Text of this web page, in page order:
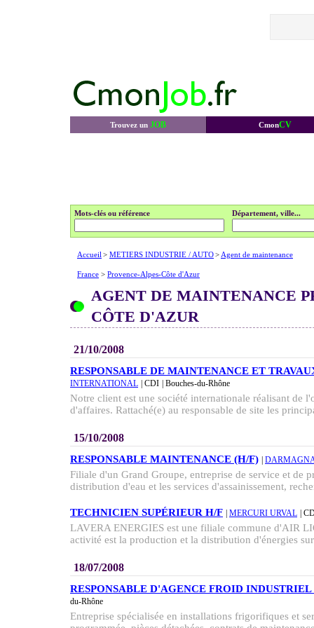
Trouvez un JOB CmonCV
Mots-clés ou référence Département, ville...
Accueil > METIERS INDUSTRIE / AUTO> Agent de maintenance
France > Provence-Alpes-Côte d'Azur
AGENT DE MAINTENANCE
CÔTE D'AZUR
21/10/2008
RESPONSABLE DE MAINTENANCE ET
INTERNATIONAL | CDI | Bouches-du-Rhône
Notre client est une société internationale réalisant de
d'affaires. Rattaché(e) au responsable de site les
15/10/2008
RESPONSABLE MAINTENANCE (H/F)
Filiale d'un Grand Groupe, entreprise de service et de
distribution d'eau et les services d'assainissement,
TECHNICIEN SUPÉRIEUR H/F MERCURI URVAL |
LAVERA ENERGIES est une filiale commune d'AIR
activité est la production et la distribution d'énergies
18/07/2008
RESPONSABLE D'AGENCE FROID INDUSTRIEL
du-Rhône
Entreprise spécialisée en installations frigorifiques et